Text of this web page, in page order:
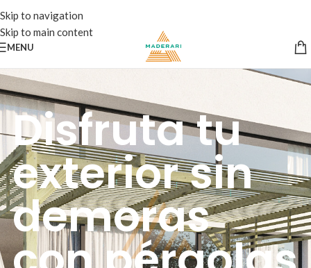
Skip to navigation
Skip to main content
MENU
Disfruta tu
exterior sin
demoras